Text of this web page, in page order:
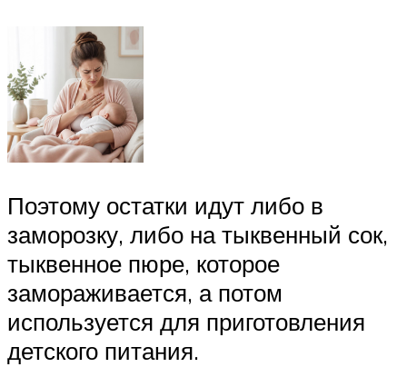
Поэтому остатки идут либо в
заморозку, либо на тыквенный сок,
тыквенное пюре, которое
замораживается, а потом
используется для приготовления
детского питания.